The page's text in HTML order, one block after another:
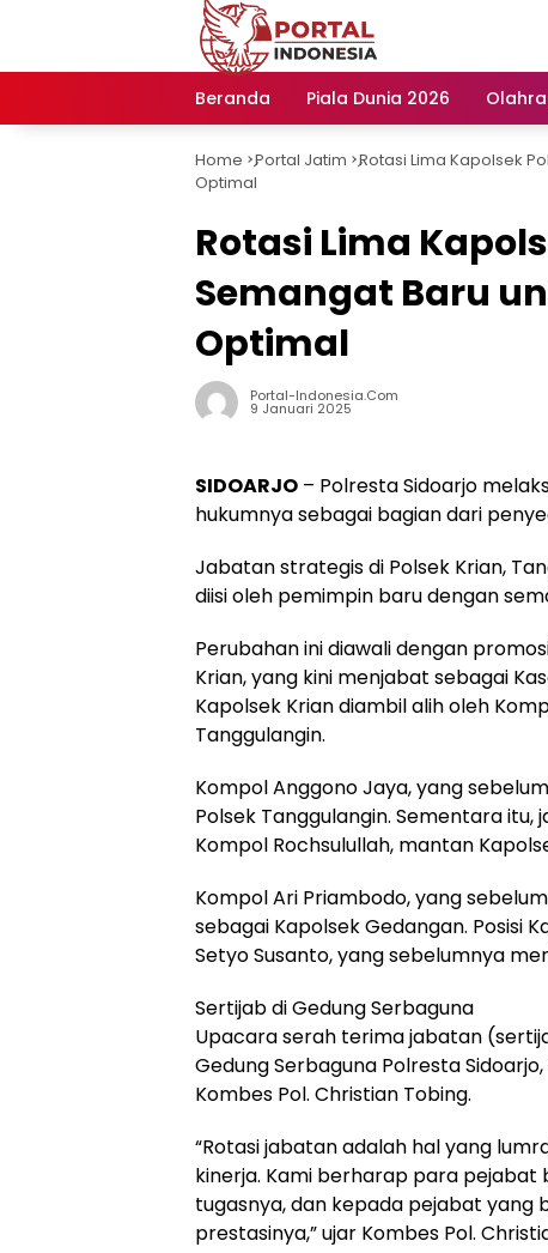
Beranda
Piala Dunia 2026
Home -
Portal Jatim -
Rotasi Lima Kapolsek
Optimal
Rotasi Lima
Semangat Baru
Optimal
Portal-Indonesia.com
9 Januari 2025
SIDOARJO – Polresta Sidoarjo
hukumnya sebagai bagian dari
Jabatan strategis di Polsek Krian,
diisi oleh pemimpin baru dengan
Perubahan ini diawali dengan
Krian, yang kini menjabat sebagai
Kapolsek Krian diambil alih oleh
Tanggulangin.
Kompol Anggono Jaya, yang
Polsek Tanggulangin. Sementara
Kompol Rochsulullah, mantan
Kompol Ari Priambodo, yang
sebagai Kapolsek Gedangan. Posisi
Setyo Susanto, yang sebelumnya
Sertijab di Gedung Serbaguna
Upacara serah terima jabatan
Gedung Serbaguna Polresta
Kombes Pol. Christian Tobing.
“Rotasi jabatan adalah hal yang
kinerja. Kami berharap para
tugasnya, dan kepada pejabat yang
prestasinya,” ujar Kombes Pol.